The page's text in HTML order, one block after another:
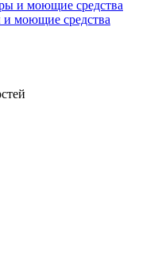
и моющие средства